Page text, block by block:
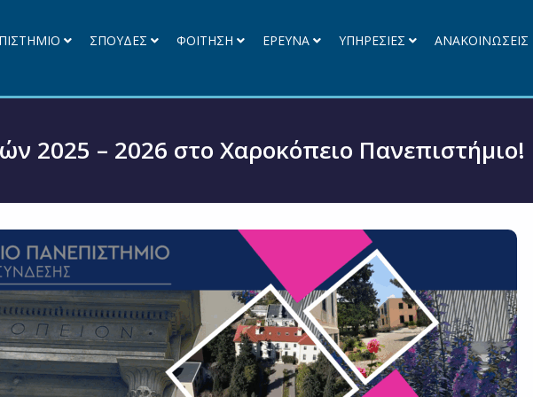
ΣΠΟΥΔΕΣ ΦΟΙΤΗΣΗ ΕΡΕΥΝΑ ΥΠΗΡΕΣΙΕΣ ΑΝΑΚΟΙΝΩΣΕΙΣ
2025 – 2026 στο Χαροκόπειο Πανεπιστήμιο!